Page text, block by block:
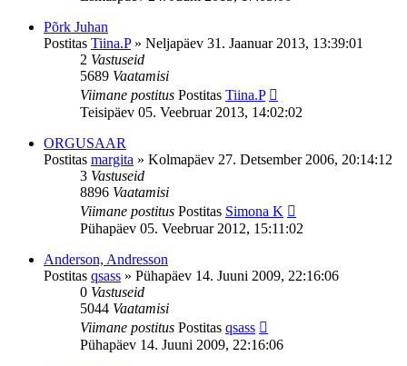
Põrk Juhan
Postitas Tiina.P» Neljapäev 31. Jaanuar 2013, 13:39:01
2 Vastuseid
5689 Vaatamisi
Viimane postitus Postitas Tiina.P
Teisipäev 05. Veebruar 2013, 14:02:02
ORGUSAAR
Postitas margita » Kolmapäev 27. Detsember 2006, 20:14:12
3 Vastuseid
8896 Vaatamisi
Viimane postitus Postitas Simona K
Pühapäev 05. Veebruar 2012, 15:11:02
Anderson, Andresson
Postitas qsass » Pühapäev 14. Juuni 2009, 22:16:06
0 Vastuseid
5044 Vaatamisi
Viimane postitus Postitas qsass
Pühapäev 14. Juuni 2009, 22:16:06